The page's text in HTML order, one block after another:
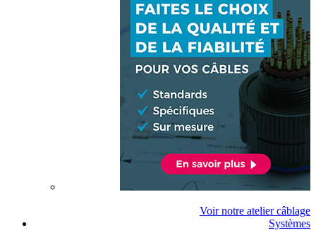
Voir notre atelier câblage
Systèmes